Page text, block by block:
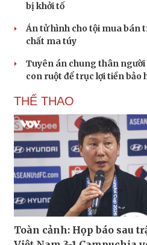
bị khởi tố
Án tử hình cho tội mua bán
chất ma túy
Tuyên án chung thân người
con ruột để trục lợi tiền bảo
THỂ THAO
Toàn cảnh: Họp báo sau